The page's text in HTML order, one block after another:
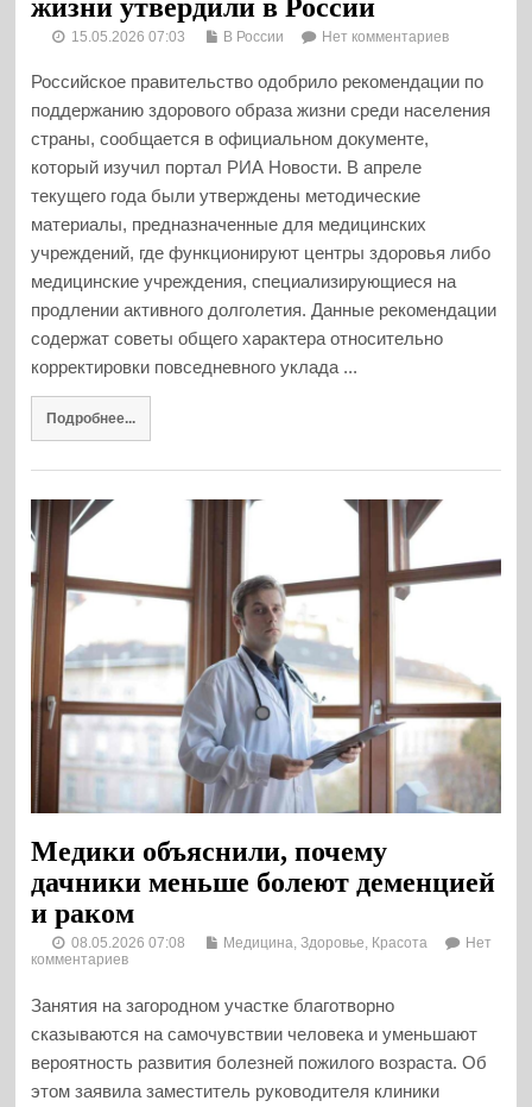
жизни утвердили в России
15.05.2026 07:03 В России Нет комментариев
Российское правительство одобрило рекомендации по
поддержанию здорового образа жизни среди населения
страны, сообщается в официальном документе,
который изучил портал РИА Новости. В апреле
текущего года были утверждены методические
материалы, предназначенные для медицинских
учреждений, где функционируют центры здоровья либо
медицинские учреждения, специализирующиеся на
продлении активного долголетия. Данные рекомендации
содержат советы общего характера относительно
корректировки повседневного уклада ...
Подробнее...
Медики объяснили, почему
дачники меньше болеют деменцией
и раком
08.05.2026 07:08 Медицина, Здоровье, Красота
Нет
комментариев
Занятия на загородном участке благотворно
сказываются на самочувствии человека и уменьшают
вероятность развития болезней пожилого возраста. Об
этом заявила заместитель руководителя клиники